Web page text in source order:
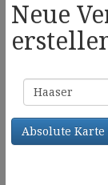
Neue
Familienname
Absolute